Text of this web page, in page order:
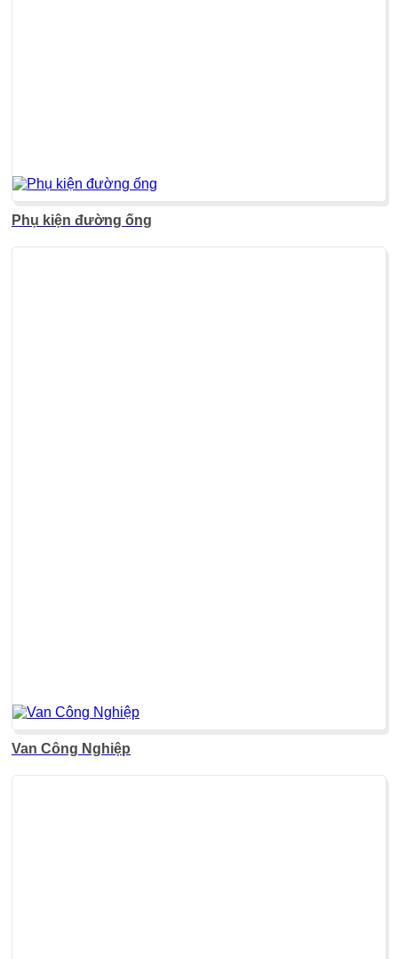
Phụ kiện đường ống
Van Công Nghiệp